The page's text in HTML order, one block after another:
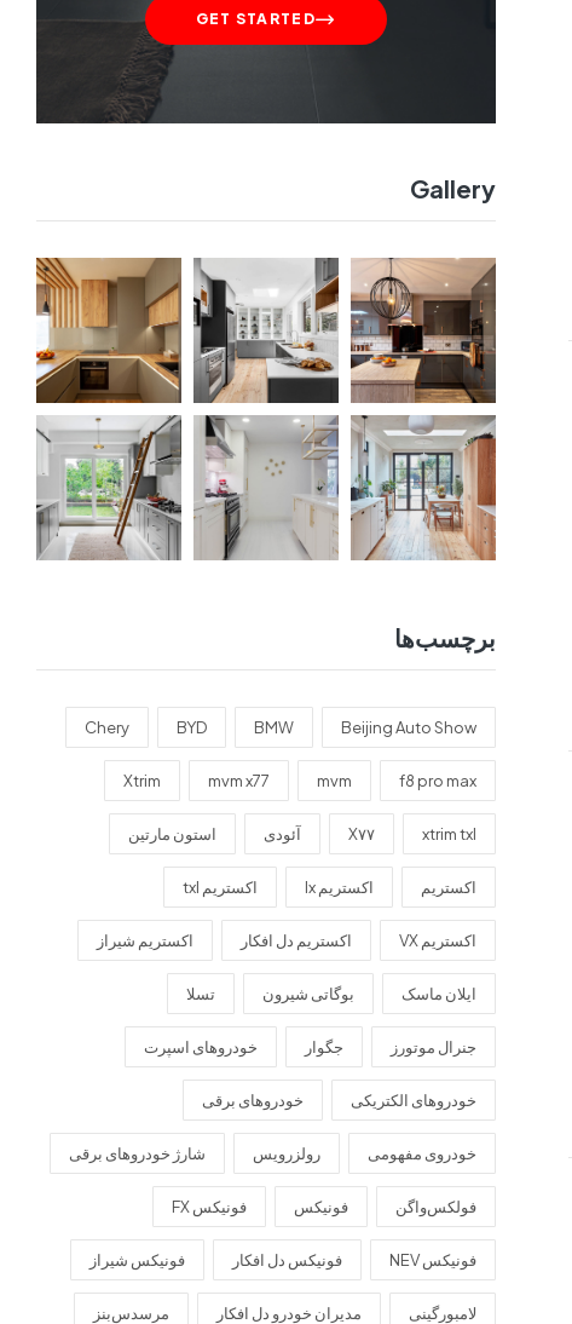
GET STARTED
Gallery
برچسب‌ها
Beijing Auto Show
BMW
BYD
Chery
f8 pro max
mvm
mvm x77
Xtrim
xtrim txl X۷۷ آئودی استون مارتین
اکستریم اکستریم lx اکستریم txl
اکستریم VX اکستریم دل افکار اکستریم شیراز
ایلان ماسک بوگاتی شیرون تسلا
جنرال موتورز جگوار خودروهای اسپرت
خودروهای الکتریکی خودروهای برقی
خودروی مفهومی رولزرویس شارژ خودروهای برقی
فولکس‌واگن فونیکس فونیکس FX
فونیکس NEV فونیکس دل افکار فونیکس شیراز
لامبورگینی مدیران خودرو دل افکار مرسدس‌بنز